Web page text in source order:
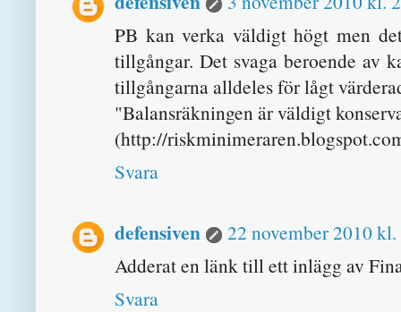
PB kan verka väldigt högt men
tillgångar. Det svaga beroende av
tillgångarna alldeles för lågt
"Balansräkningen är väldigt
(http://
Svara
defensiven
22 november 2010
Adderat en länk till ett inlägg av
Svara